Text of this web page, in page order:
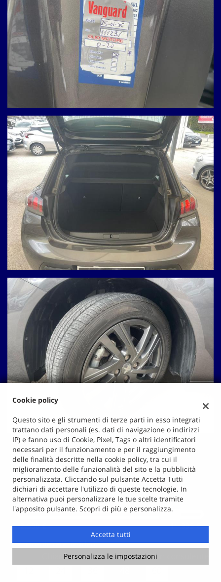
Calcola il finanziamento
1.Quanto vuoi finanziare
2.500 € 11.999 €
€ 9.999
2.Quante rate desideri
Chiama Contatta un consulente
Cookie policy
Questo sito e gli strumenti di terze parti in esso integrati
trattano dati personali (es. dati di navigazione o indirizzi
IP) e fanno uso di Cookie, Pixel, Tags o altri identificatori
necessari per il funzionamento e per il raggiungimento
delle finalità descritte nella cookie policy, tra cui il
miglioramento delle funzionalità del sito e la pubblicità
personalizzata. Cliccando sul pulsante Accetta Tutti
dichiari di accettare l'utilizzo di queste tecnologie. In
alternativa puoi personalizzare le tue scelte tramite
l'apposito pulsante. Scopri di più e personalizza.
Accetta tutti
Personalizza le impostazioni